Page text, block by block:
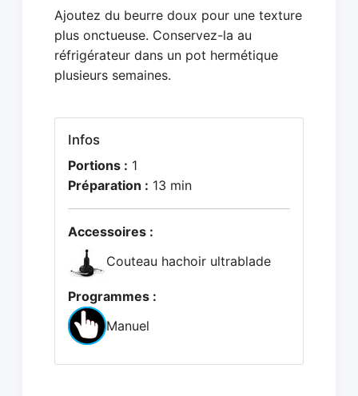
Ajoutez du beurre doux pour une texture
plus onctueuse. Conservez-la au
réfrigérateur dans un pot hermétique
plusieurs semaines.
Infos
Portions : 1
Préparation : 13 min
Accessoires :
Couteau hachoir ultrablade
Programmes :
Manuel